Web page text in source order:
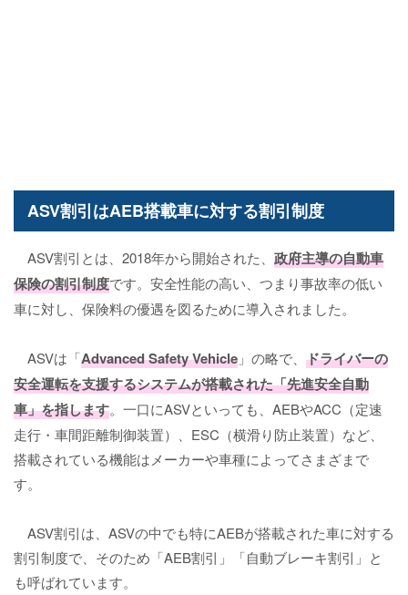
ASV割引はAEB搭載車に対する割引制度
ASV割引とは、2018年から開始された、 政府主導の自動車
保険の割引制度です。安全性能の高い、つまり事故率の低い
車に対し、保険料の優遇を図るために導入されました。
ASVは「Advanced Safety Vehicle 」の略で、 ドライバーの
安全運転を支援するシステムが搭載された「先進安全自動
車」を指します。一口にASVといっても、AEBやACC（定速
走行・車間距離制御装置）、ESC（横滑り防止装置）など、
搭載されている機能はメーカーや車種によってさまざまで
す。
ASV割引は、ASVの中でも特にAEBが搭載された車に対する
割引制度で、そのため「AEB割引」「自動ブレーキ割引」と
も呼ばれています。